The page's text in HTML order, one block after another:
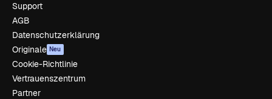
Support
AGB
Datenschutzerklärung
Originale Neu
Cookie-Richtlinie
Vertrauenszentrum
Partner